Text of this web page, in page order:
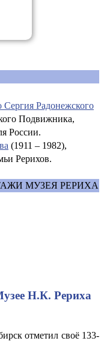
Сергия Радонежского
Подвижника,
России.
(1911 – 1982),
Рерихов.
МУЗЕЯ РЕРИХА
Н.К. Рериха
отметил своё 133-